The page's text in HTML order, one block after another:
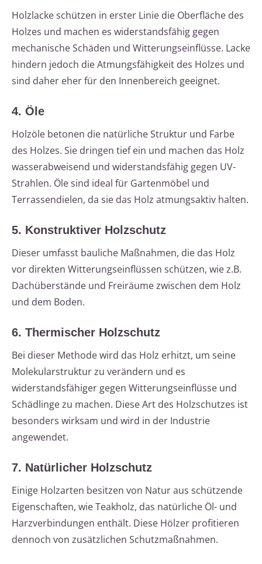
Holzlacke schützen in erster Linie die Oberfläche des
Holzes und machen es widerstandsfähig gegen
mechanische Schäden und Witterungseinflüsse. Lacke
hindern jedoch die Atmungsfähigkeit des Holzes und
sind daher eher für den Innenbereich geeignet.
4. Öle
Holzöle betonen die natürliche Struktur und Farbe
des Holzes. Sie dringen tief ein und machen das Holz
wasserabweisend und widerstandsfähig gegen UV-
Strahlen. Öle sind ideal für Gartenmöbel und
Terrassendielen, da sie das Holz atmungsaktiv halten.
5. Konstruktiver Holzschutz
Dieser umfasst bauliche Maßnahmen, die das Holz
vor direkten Witterungseinflüssen schützen, wie z.B.
Dachüberstände und Freiräume zwischen dem Holz
und dem Boden.
6. Thermischer Holzschutz
Bei dieser Methode wird das Holz erhitzt, um seine
Molekularstruktur zu verändern und es
widerstandsfähiger gegen Witterungseinflüsse und
Schädlinge zu machen. Diese Art des Holzschutzes ist
besonders wirksam und wird in der Industrie
angewendet.
7. Natürlicher Holzschutz
Einige Holzarten besitzen von Natur aus schützende
Eigenschaften, wie Teakholz, das natürliche Öl- und
Harzverbindungen enthält. Diese Hölzer profitieren
dennoch von zusätzlichen Schutzmaßnahmen.